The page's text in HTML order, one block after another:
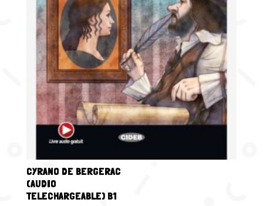
CYRANO DE BERGERAC
(AUDIO
TELECHARGEABLE) B1